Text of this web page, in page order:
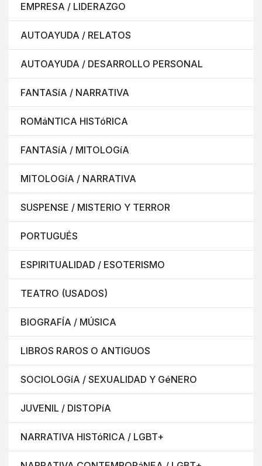
EMPRESA / LIDERAZGO
AUTOAYUDA / RELATOS
AUTOAYUDA / DESARROLLO PERSONAL
FANTASíA / NARRATIVA
ROMáNTICA HISTóRICA
FANTASíA / MITOLOGíA
MITOLOGíA / NARRATIVA
SUSPENSE / MISTERIO Y TERROR
PORTUGUÉS
ESPIRITUALIDAD / ESOTERISMO
TEATRO (USADOS)
BIOGRAFÍA / MÚSICA
LIBROS RAROS O ANTIGUOS
SOCIOLOGíA / SEXUALIDAD Y GéNERO
JUVENIL / DISTOPíA
NARRATIVA HISTóRICA / LGBT+